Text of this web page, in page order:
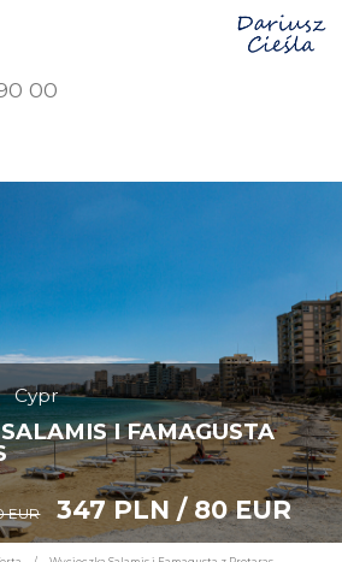
00
Cypr
I FAMAGUSTA
EUR 347 PLN / 80 EUR